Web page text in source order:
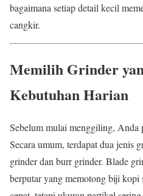
bagaimana setiap detail kecil
cangkir.
Memilih Grinder
Kebutuhan Harian
Sebelum mulai menggiling, Anda
Secara umum, terdapat dua jenis
grinder dan burr grinder. Blade
berputar yang memotong biji kopi